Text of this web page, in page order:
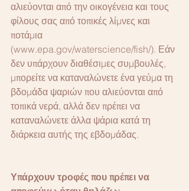
αλιεύονται από την οικογένεια και τους
φίλους σας από τοπικές λίμνες και
ποτάμια
(www.epa.gov/waterscience/fish/). Εάν
δεν υπάρχουν διαθέσιμες συμβουλές,
μπορείτε να καταναλώνετε ένα γεύμα τη
βδομάδα ψαριών που αλιεύονται από
τοπικά νερά, αλλά δεν πρέπει να
καταναλώνετε άλλα ψάρια κατά τη
διάρκεια αυτής της εβδομάδας.
Υπάρχουν τροφές που πρέπει να